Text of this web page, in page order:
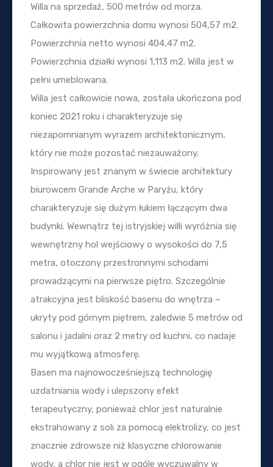
Willa na sprzedaż, 500 metrów od morza.
Całkowita powierzchnia domu wynosi 504,57 m2.
Powierzchnia netto wynosi 404,47 m2.
Powierzchnia działki wynosi 1,113 m2. Willa jest w
pełni umeblowana.
Willa jest całkowicie nowa, została ukończona pod
koniec 2021 roku i charakteryzuje się
niezapomnianym wyrazem architektonicznym,
który nie może pozostać niezauważony.
Inspirowany jest znanym w świecie architektury
biurowcem Grande Arche w Paryżu, który
charakteryzuje się dużym łukiem łączącym dwa
budynki. Wewnątrz tej istryjskiej willi wyróżnia się
wewnętrzny hol wejściowy o wysokości do 7,5
metra, otoczony przestronnymi schodami
prowadzącymi na pierwsze piętro. Szczególnie
atrakcyjna jest bliskość basenu do wnętrza –
ukryty pod górnym piętrem, zaledwie 5 metrów od
salonu i jadalni oraz 2 metry od kuchni, co nadaje
mu wyjątkową atmosferę.
Basen ma najnowocześniejszą technologię
uzdatniania wody i ulepszony efekt
terapeutyczny, ponieważ chlor jest naturalnie
ekstrahowany z soli za pomocą elektrolizy, co jest
znacznie zdrowsze niż klasyczne chlorowanie
wody, a chlor nie jest w ogóle wyczuwalny w